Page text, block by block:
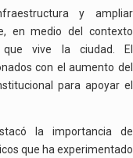
y ampliar
en medio del contexto
vive la ciudad. El
con el aumento del
para apoyar el
la importancia de
que ha experimentado